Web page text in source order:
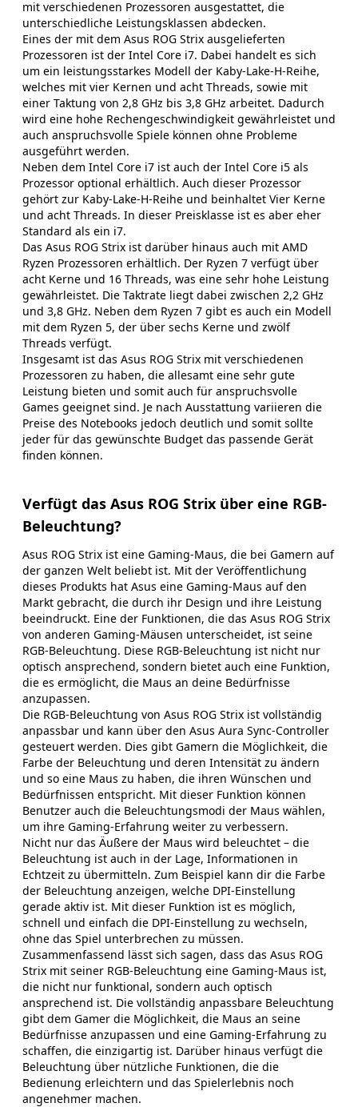
mit verschiedenen Prozessoren ausgestattet, die
unterschiedliche Leistungsklassen abdecken.
Eines der mit dem Asus ROG Strix ausgelieferten
Prozessoren ist der Intel Core i7. Dabei handelt es sich
um ein leistungsstarkes Modell der Kaby-Lake-H-Reihe,
welches mit vier Kernen und acht Threads, sowie mit
einer Taktung von 2,8 GHz bis 3,8 GHz arbeitet. Dadurch
wird eine hohe Rechengeschwindigkeit gewährleistet und
auch anspruchsvolle Spiele können ohne Probleme
ausgeführt werden.
Neben dem Intel Core i7 ist auch der Intel Core i5 als
Prozessor optional erhältlich. Auch dieser Prozessor
gehört zur Kaby-Lake-H-Reihe und beinhaltet Vier Kerne
und acht Threads. In dieser Preisklasse ist es aber eher
Standard als ein i7.
Das Asus ROG Strix ist darüber hinaus auch mit AMD
Ryzen Prozessoren erhältlich. Der Ryzen 7 verfügt über
acht Kerne und 16 Threads, was eine sehr hohe Leistung
gewährleistet. Die Taktrate liegt dabei zwischen 2,2 GHz
und 3,8 GHz. Neben dem Ryzen 7 gibt es auch ein Modell
mit dem Ryzen 5, der über sechs Kerne und zwölf
Threads verfügt.
Insgesamt ist das Asus ROG Strix mit verschiedenen
Prozessoren zu haben, die allesamt eine sehr gute
Leistung bieten und somit auch für anspruchsvolle
Games geeignet sind. Je nach Ausstattung variieren die
Preise des Notebooks jedoch deutlich und somit sollte
jeder für das gewünschte Budget das passende Gerät
finden können.
Verfügt das Asus ROG Strix über eine RGB-
Beleuchtung?
Asus ROG Strix ist eine Gaming-Maus, die bei Gamern auf
der ganzen Welt beliebt ist. Mit der Veröffentlichung
dieses Produkts hat Asus eine Gaming-Maus auf den
Markt gebracht, die durch ihr Design und ihre Leistung
beeindruckt. Eine der Funktionen, die das Asus ROG Strix
von anderen Gaming-Mäusen unterscheidet, ist seine
RGB-Beleuchtung. Diese RGB-Beleuchtung ist nicht nur
optisch ansprechend, sondern bietet auch eine Funktion,
die es ermöglicht, die Maus an deine Bedürfnisse
anzupassen.
Die RGB-Beleuchtung von Asus ROG Strix ist vollständig
anpassbar und kann über den Asus Aura Sync-Controller
gesteuert werden. Dies gibt Gamern die Möglichkeit, die
Farbe der Beleuchtung und deren Intensität zu ändern
und so eine Maus zu haben, die ihren Wünschen und
Bedürfnissen entspricht. Mit dieser Funktion können
Benutzer auch die Beleuchtungsmodi der Maus wählen,
um ihre Gaming-Erfahrung weiter zu verbessern.
Nicht nur das Äußere der Maus wird beleuchtet – die
Beleuchtung ist auch in der Lage, Informationen in
Echtzeit zu übermitteln. Zum Beispiel kann dir die Farbe
der Beleuchtung anzeigen, welche DPI-Einstellung
gerade aktiv ist. Mit dieser Funktion ist es möglich,
schnell und einfach die DPI-Einstellung zu wechseln,
ohne das Spiel unterbrechen zu müssen.
Zusammenfassend lässt sich sagen, dass das Asus ROG
Strix mit seiner RGB-Beleuchtung eine Gaming-Maus ist,
die nicht nur funktional, sondern auch optisch
ansprechend ist. Die vollständig anpassbare Beleuchtung
gibt dem Gamer die Möglichkeit, die Maus an seine
Bedürfnisse anzupassen und eine Gaming-Erfahrung zu
schaffen, die einzigartig ist. Darüber hinaus verfügt die
Beleuchtung über nützliche Funktionen, die die
Bedienung erleichtern und das Spielerlebnis noch
angenehmer machen.